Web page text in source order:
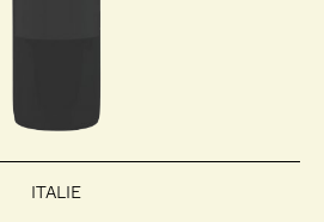
ITALIE